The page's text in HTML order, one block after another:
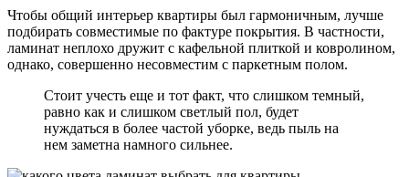
Чтобы общий интерьер квартиры был гармоничным, лучше
подбирать совместимые по фактуре покрытия. В частности,
ламинат неплохо дружит с кафельной плиткой и ковролином,
однако, совершенно несовместим с паркетным полом.
Стоит учесть еще и тот факт, что слишком темный,
равно как и слишком светлый пол, будет
нуждаться в более частой уборке, ведь пыль на
нем заметна намного сильнее.